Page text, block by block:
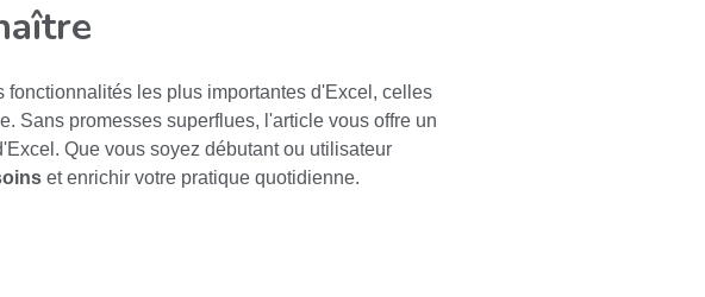
fonctionnalités les plus importantes d'Excel, celles
Sans promesses superflues, l'article vous offre un
Que vous soyez débutant ou utilisateur
et enrichir votre pratique quotidienne.